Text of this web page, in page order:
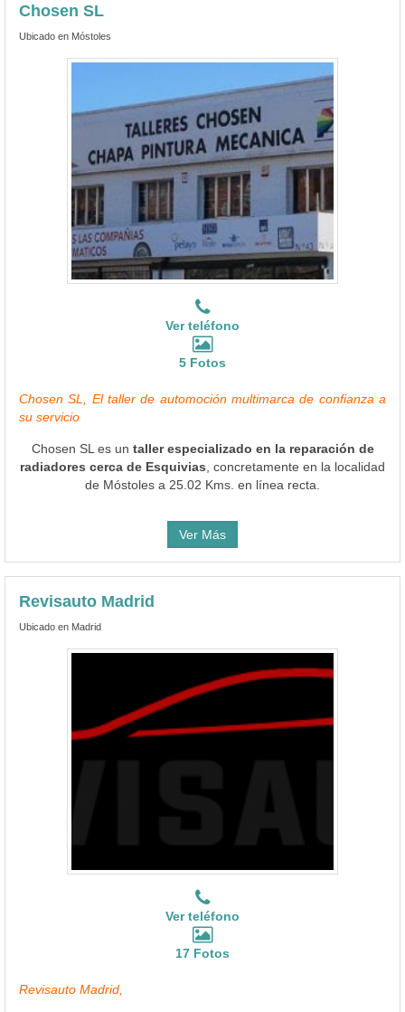
Chosen SL
Ubicado en Móstoles
Ver teléfono
5 Fotos
Chosen SL, El taller de automoción multimarca de confianza a
su servicio
Chosen SL es un taller especializado en la reparación de
radiadores cerca de Esquivias , concretamente en la localidad
de Móstoles a 25.02 Kms. en línea recta.
Ver Más
Revisauto Madrid
Ubicado en Madrid
Ver teléfono
17 Fotos
Revisauto Madrid,